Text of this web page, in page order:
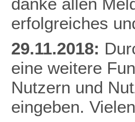
erfolgreiches
29.11.2018:
eine weitere
Nutzern und
eingeben.